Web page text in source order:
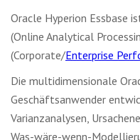
Oracle Hyperion Essbase
(Online Analytical
(Corporate/Enterprise
Die multidimensionale
Geschäftsanwender
Varianzanalysen,
Was-wäre-wenn-